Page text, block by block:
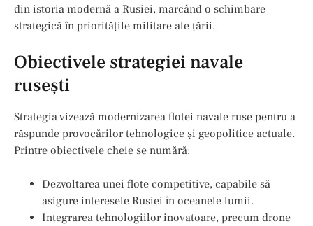
din istoria modernă a Rusiei, marcând o schimbare
strategică în prioritățile militare ale țării.
Obiectivele strategiei navale
rusești
Strategia vizează modernizarea flotei navale ruse pentru a
răspunde provocărilor tehnologice și geopolitice actuale.
Printre obiectivele cheie se numără:
Dezvoltarea unei flote competitive, capabile să
asigure interesele Rusiei în oceanele lumii.
Integrarea tehnologiilor inovatoare, precum drone